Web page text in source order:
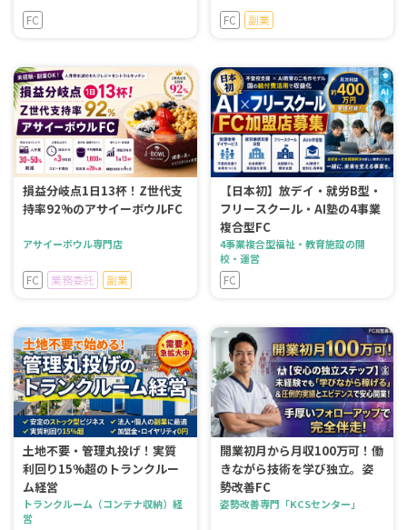
FC FC 副業
損益分岐点1日13杯！Z世代支
持率92%のアサイーボウルFC
アサイーボウル専門店
FC 業務委託 副業
【日本初】放デイ・就労B型・
フリースクール・AI塾の4事業
複合型FC
4事業複合型福祉・教育施設の開
校・運営
FC
土地不要・管理丸投げ！実質
利回り15%超のトランクルー
ム経営
トランクルーム（コンテナ収納）経
営
開業初月から月収100万可！働
きながら技術を学び独立。姿
勢改善FC
姿勢改善専門「KCSセンター」